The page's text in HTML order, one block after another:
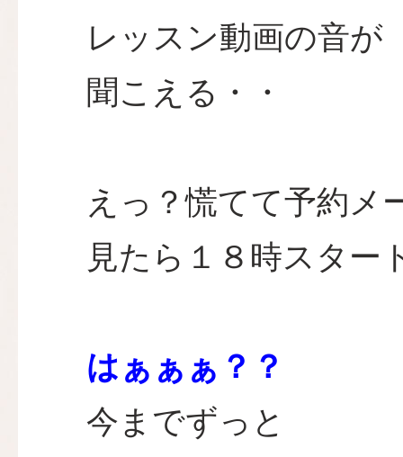
レッスン動画の音が
聞こえる・・
えっ？慌てて予約メ
見たら１８時スター
はぁぁぁ？？
今までずっと